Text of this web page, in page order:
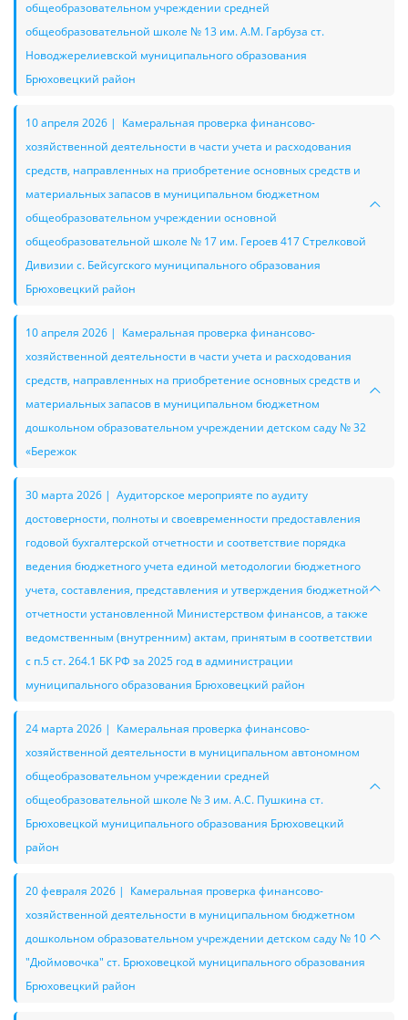
общеобразовательном учреждении средней
общеобразовательной школе № 13 им. А.М. Гарбуза ст.
Новоджерелиевской муниципального образования
Брюховецкий район
10 апреля 2026 | Камеральная проверка финансово-
хозяйственной деятельности в части учета и расходования
средств, направленных на приобретение основных средств и
материальных запасов в муниципальном бюджетном
общеобразовательном учреждении основной
общеобразовательной школе № 17 им. Героев 417 Стрелковой
Дивизии с. Бейсугского муниципального образования
Брюховецкий район
10 апреля 2026 | Камеральная проверка финансово-
хозяйственной деятельности в части учета и расходования
средств, направленных на приобретение основных средств и
материальных запасов в муниципальном бюджетном
дошкольном образовательном учреждении детском саду № 32
«Бережок
30 марта 2026 | Аудиторское мероприяте по аудиту
достоверности, полноты и своевременности предоставления
годовой бухгалтерской отчетности и соответствие порядка
ведения бюджетного учета единой методологии бюджетного
учета, составления, представления и утверждения бюджетной
отчетности установленной Министерством финансов, а также
ведомственным (внутренним) актам, принятым в соответствии
с п.5 ст. 264.1 БК РФ за 2025 год в администрации
муниципального образования Брюховецкий район
24 марта 2026 | Камеральная проверка финансово-
хозяйственной деятельности в муниципальном автономном
общеобразовательном учреждении средней
общеобразовательной школе № 3 им. А.С. Пушкина ст.
Брюховецкой муниципального образования Брюховецкий
район
20 февраля 2026 | Камеральная проверка финансово-
хозяйственной деятельности в муниципальном бюджетном
дошкольном образовательном учреждении детском саду № 10
"Дюймовочка" ст. Брюховецкой муниципального образования
Брюховецкий район